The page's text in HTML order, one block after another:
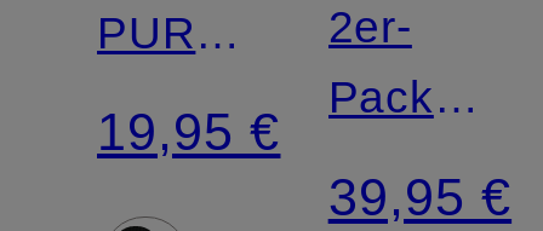
PURE
RIB
19,95 €
2er-
Pack
39,95 €